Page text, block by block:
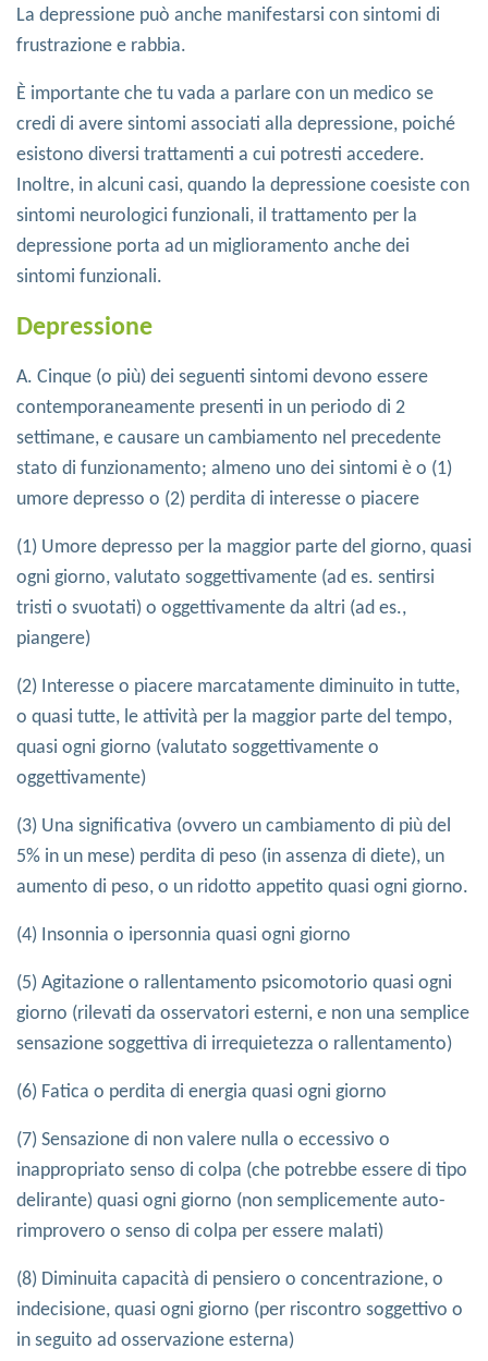
La depressione può anche manifestarsi con sintomi di
frustrazione e rabbia.
È importante che tu vada a parlare con un medico se
credi di avere sintomi associati alla depressione, poiché
esistono diversi trattamenti a cui potresti accedere.
Inoltre, in alcuni casi, quando la depressione coesiste con
sintomi neurologici funzionali, il trattamento per la
depressione porta ad un miglioramento anche dei
sintomi funzionali.
Depressione
A. Cinque (o più) dei seguenti sintomi devono essere
contemporaneamente presenti in un periodo di 2
settimane, e causare un cambiamento nel precedente
stato di funzionamento; almeno uno dei sintomi è o (1)
umore depresso o (2) perdita di interesse o piacere
(1) Umore depresso per la maggior parte del giorno, quasi
ogni giorno, valutato soggettivamente (ad es. sentirsi
tristi o svuotati) o oggettivamente da altri (ad es.,
piangere)
(2) Interesse o piacere marcatamente diminuito in tutte,
o quasi tutte, le attività per la maggior parte del tempo,
quasi ogni giorno (valutato soggettivamente o
oggettivamente)
(3) Una significativa (ovvero un cambiamento di più del
5% in un mese) perdita di peso (in assenza di diete), un
aumento di peso, o un ridotto appetito quasi ogni giorno.
(4) Insonnia o ipersonnia quasi ogni giorno
(5) Agitazione o rallentamento psicomotorio quasi ogni
giorno (rilevati da osservatori esterni, e non una semplice
sensazione soggettiva di irrequietezza o rallentamento)
(6) Fatica o perdita di energia quasi ogni giorno
(7) Sensazione di non valere nulla o eccessivo o
inappropriato senso di colpa (che potrebbe essere di tipo
delirante) quasi ogni giorno (non semplicemente auto-
rimprovero o senso di colpa per essere malati)
(8) Diminuita capacità di pensiero o concentrazione, o
indecisione, quasi ogni giorno (per riscontro soggettivo o
in seguito ad osservazione esterna)